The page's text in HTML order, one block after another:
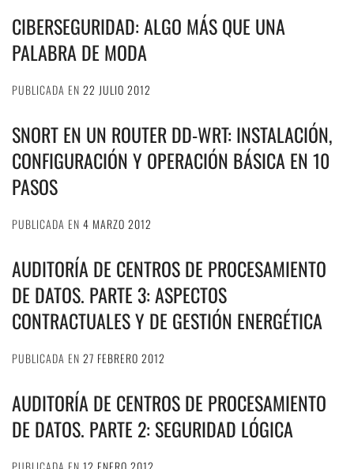
CIBERSEGURIDAD: ALGO MÁS QUE UNA
PALABRA DE MODA
PUBLICADA EN 22 JULIO 2012
SNORT EN UN ROUTER DD-WRT: INSTALACIÓN,
CONFIGURACIÓN Y OPERACIÓN BÁSICA EN 10
PASOS
PUBLICADA EN 4 MARZO 2012
AUDITORÍA DE CENTROS DE PROCESAMIENTO
DE DATOS. PARTE 3: ASPECTOS
CONTRACTUALES Y DE GESTIÓN ENERGÉTICA
PUBLICADA EN 27 FEBRERO 2012
AUDITORÍA DE CENTROS DE PROCESAMIENTO
DE DATOS. PARTE 2: SEGURIDAD LÓGICA